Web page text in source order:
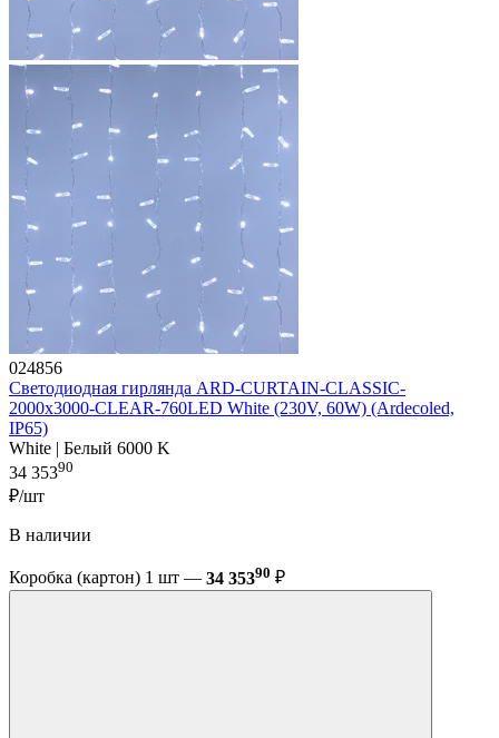
024856
Светодиодная гирлянда ARD-CURTAIN-CLASSIC-
2000x3000-CLEAR-760LED White (230V, 60W) (Ardecoled,
IP65)
White | Белый 6000 K
34 35390
₽/шт
В наличии
Коробка (картон) 1 шт — 34 35390 ₽